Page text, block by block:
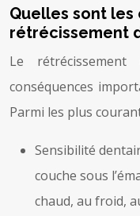
Quelles sont
rétrécissement
Le
conséquences
Parmi les plus
Sensibilité
couche sous
chaud, au froid,